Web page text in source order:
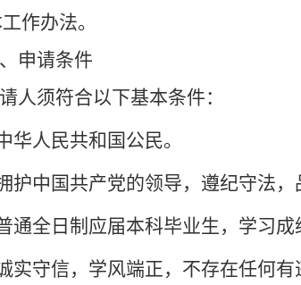
作办法。
申请条件
人须符合以下基本条件：
华人民共和国公民。
护中国共产党的领导，遵纪守法，
通全日制应届本科毕业生，学习
实守信，学风端正，不存在任何有